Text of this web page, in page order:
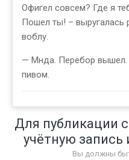
Офигел совсем? Где я
Пошел ты! – выругалась
воблу.
— Мнда. Перебор вышел.
пивом.
Для публикации
учётную запись
Вы должны